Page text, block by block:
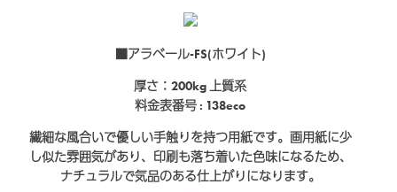
■アラベール-FS(ホワイト)
厚さ：200kg 上質系
料金表番号 : 138eco
繊細な風合いで優しい手触りを持つ用紙です。画用紙に少
し似た雰囲気があり、印刷も落ち着いた色味になるため、
ナチュラルで気品のある仕上がりになります。